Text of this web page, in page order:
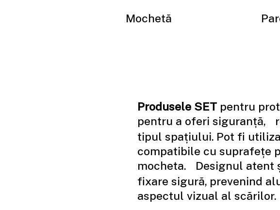
Mochetă
Produsele SET pentru
pentru a oferi siguranță,
tipul spațiului. Pot fi
compatibile cu suprafețe
mocheta. Designul atent
fixare sigură, prevenind
aspectul vizual al scărilor.